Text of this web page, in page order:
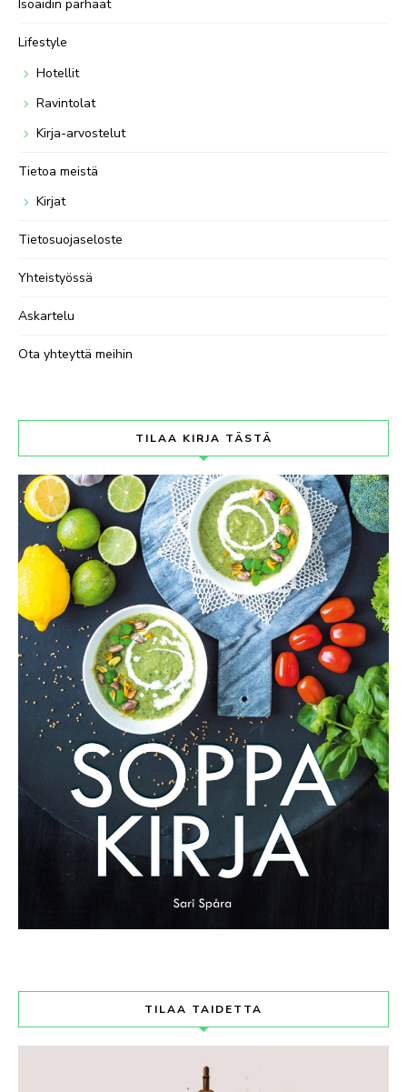
Isoäidin parhaat
Lifestyle
Hotellit
Ravintolat
Kirja-arvostelut
Tietoa meistä
Kirjat
Tietosuojaseloste
Yhteistyössä
Askartelu
Ota yhteyttä meihin
TILAA KIRJA TÄSTÄ
TILAA TAIDETTA